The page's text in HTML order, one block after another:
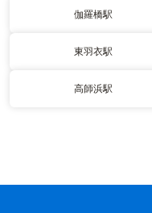
伽羅橋駅
東羽衣駅
高師浜駅